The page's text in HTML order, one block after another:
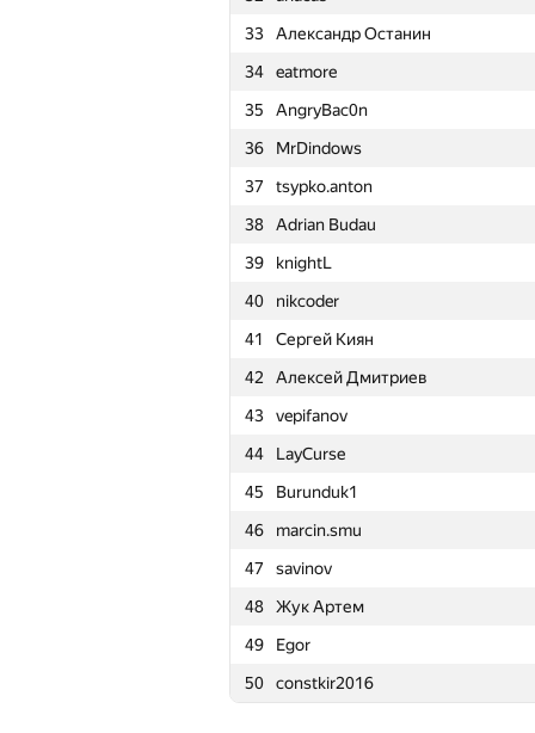
33
Александр Останин
34
eatmore
35
AngryBac0n
36
MrDindows
37
tsypko.anton
38
Adrian Budau
39
knightL
40
nikcoder
41
Сергей Киян
42
Алексей Дмитриев
43
vepifanov
44
LayCurse
45
Burunduk1
46
marcin.smu
47
savinov
48
Жук Артем
49
Egor
50
constkir2016
10
alexei.zayakin
11
apiad
12
lebronua2013
13
caiwaifung
14
aid
15
Ce Jin
16
shik
17
amaksay
18
ilyakor
19
izban
20
Swistakk
21
snuke
22
Miceren
23
kkhadaev
24
Marek Sokołowski
25
KAN
26
aust42
27
zemen96